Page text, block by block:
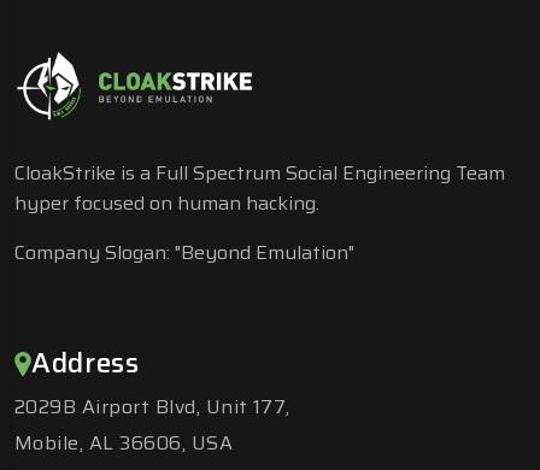
CloakStrike is a Full Spectrum Social Engineering Team
hyper focused on human hacking.
Company Slogan: "Beyond Emulation"
Address
2029B Airport Blvd, Unit 177,
Mobile, AL 36606, USA